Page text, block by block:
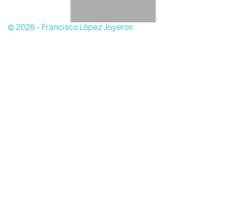
© 2026 - Francisco López Joyeros